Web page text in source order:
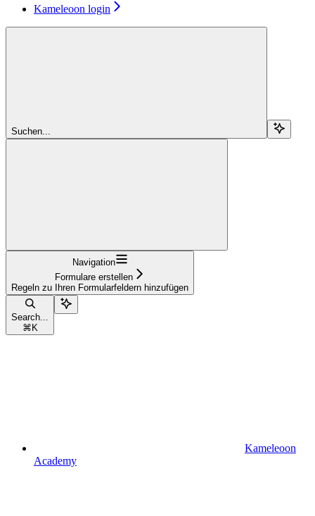
Kameleoon login
Suchen...
Navigation
Formulare erstellen
Regeln zu Ihren Formularfeldern hinzufügen
Search...
⌘ K
Kameleoon
Academy